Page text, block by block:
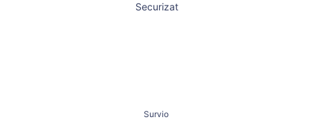
Securizat
Survio